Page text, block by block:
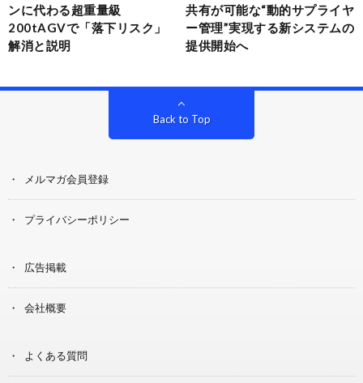
ンに代わる超重量級
200tAGVで「落下リスク」
解消と説明
共有が可能な“動的サプライヤ
ー管理”実現する新システムの
提供開始へ
Back to Top
メルマガ会員登録
プライバシーポリシー
広告掲載
会社概要
よくある質問